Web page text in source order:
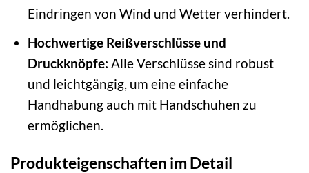
Eindringen von Wind und Wetter verhindert.
Hochwertige Reißverschlüsse und
Druckknöpfe: Alle Verschlüsse sind robust
und leichtgängig, um eine einfache
Handhabung auch mit Handschuhen zu
ermöglichen.
Produkteigenschaften im Detail